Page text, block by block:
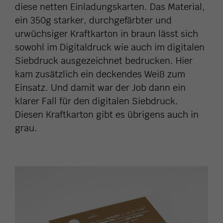
diese netten Einladungskarten. Das Material,
ein 350g starker, durchgefärbter und
urwüchsiger Kraftkarton in braun lässt sich
sowohl im Digitaldruck wie auch im digitalen
Siebdruck ausgezeichnet bedrucken. Hier
kam zusätzlich ein deckendes Weiß zum
Einsatz. Und damit war der Job dann ein
klarer Fall für den digitalen Siebdruck.
Diesen Kraftkarton gibt es übrigens auch in
grau.